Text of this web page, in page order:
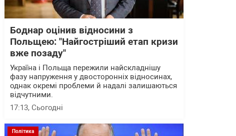
Боднар оцінив відносини з
Польщею: "Найгостріший етап кризи
вже позаду"
Україна і Польща пережили найскладнішу
фазу напруження у двосторонніх відносинах,
однак окремі проблеми й надалі залишаються
відчутними.
17:13, Сьогодні
Політика